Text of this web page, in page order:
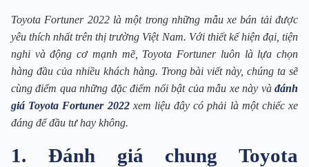
Toyota Fortuner 2022 là một trong những mẫu xe bán tải được
yêu thích nhất trên thị trường Việt Nam. Với thiết kế hiện đại, tiện
nghi và động cơ mạnh mẽ, Toyota Fortuner luôn là lựa chọn
hàng đầu của nhiều khách hàng. Trong bài viết này, chúng ta sẽ
cùng điểm qua những đặc điểm nổi bật của mẫu xe này và đánh
giá Toyota Fortuner 2022xem liệu đây có phải là một chiếc xe
đáng để đầu tư hay không.
1. Đánh giá chung Toyota